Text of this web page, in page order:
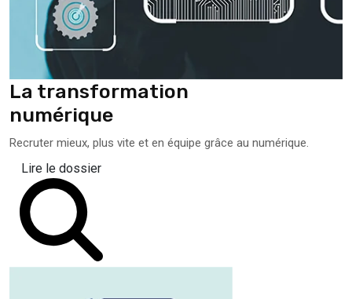
La transformation
numérique
Recruter mieux, plus vite et en équipe grâce au numérique.
Lire le dossier